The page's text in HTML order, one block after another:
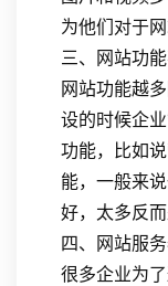
为他们对于
三、网站功
网站功能越
设的时候企
功能，比如
能，一般来
好，太多反
四、网站服
很多企业为